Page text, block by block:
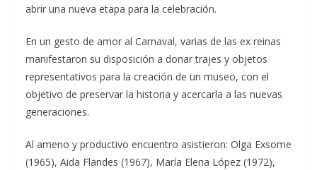
abrir una nueva etapa para la celebración.
En un gesto de amor al Carnaval, varias de las ex reinas
manifestaron su disposición a donar trajes y objetos
representativos para la creación de un museo, con el
objetivo de preservar la historia y acercarla a las nuevas
generaciones.
Al ameno y productivo encuentro asistieron: Olga Exsome
(1965), Aida Flandes (1967), María Elena López (1972),